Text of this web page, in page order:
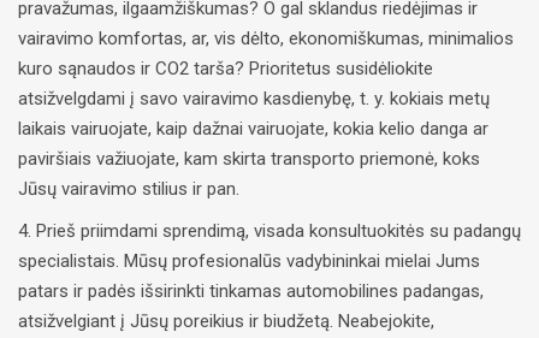
pravažumas, ilgaamžiškumas? O gal sklandus riedėjimas ir
vairavimo komfortas, ar, vis dėlto, ekonomiškumas, minimalios
kuro sąnaudos ir CO2 tarša? Prioritetus susidėliokite
atsižvelgdami į savo vairavimo kasdienybę, t. y. kokiais metų
laikais vairuojate, kaip dažnai vairuojate, kokia kelio danga ar
paviršiais važiuojate, kam skirta transporto priemonė, koks
Jūsų vairavimo stilius ir pan.
4. Prieš priimdami sprendimą, visada konsultuokitės su padangų
specialistais. Mūsų profesionalūs vadybininkai mielai Jums
patars ir padės išsirinkti tinkamas automobilines padangas,
atsižvelgiant į Jūsų poreikius ir biudžetą. Neabejokite,